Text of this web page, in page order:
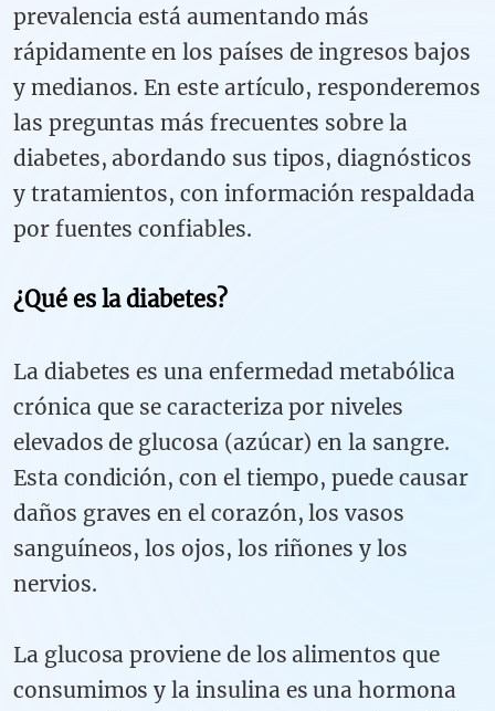
prevalencia está aumentando más
rápidamente en los países de ingresos bajos
y medianos. En este artículo, responderemos
las preguntas más frecuentes sobre la
diabetes, abordando sus tipos, diagnósticos
y tratamientos, con información respaldada
por fuentes confiables.
¿Qué es la diabetes?
La diabetes es una enfermedad metabólica
crónica que se caracteriza por niveles
elevados de glucosa (azúcar) en la sangre.
Esta condición, con el tiempo, puede causar
daños graves en el corazón, los vasos
sanguíneos, los ojos, los riñones y los
nervios.
La glucosa proviene de los alimentos que
consumimos y la insulina es una hormona